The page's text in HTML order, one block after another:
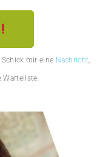
mir eine Nachricht